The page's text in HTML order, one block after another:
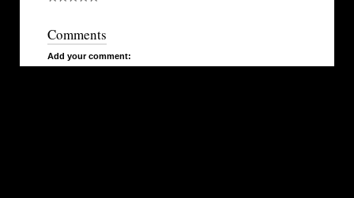
Comments
Add your comment: